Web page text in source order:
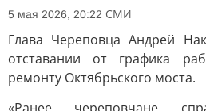
5 мая 2026, 20:22 СМИ
Глава Череповца Андрей
отставании от графика
ремонту Октябрьского моста.